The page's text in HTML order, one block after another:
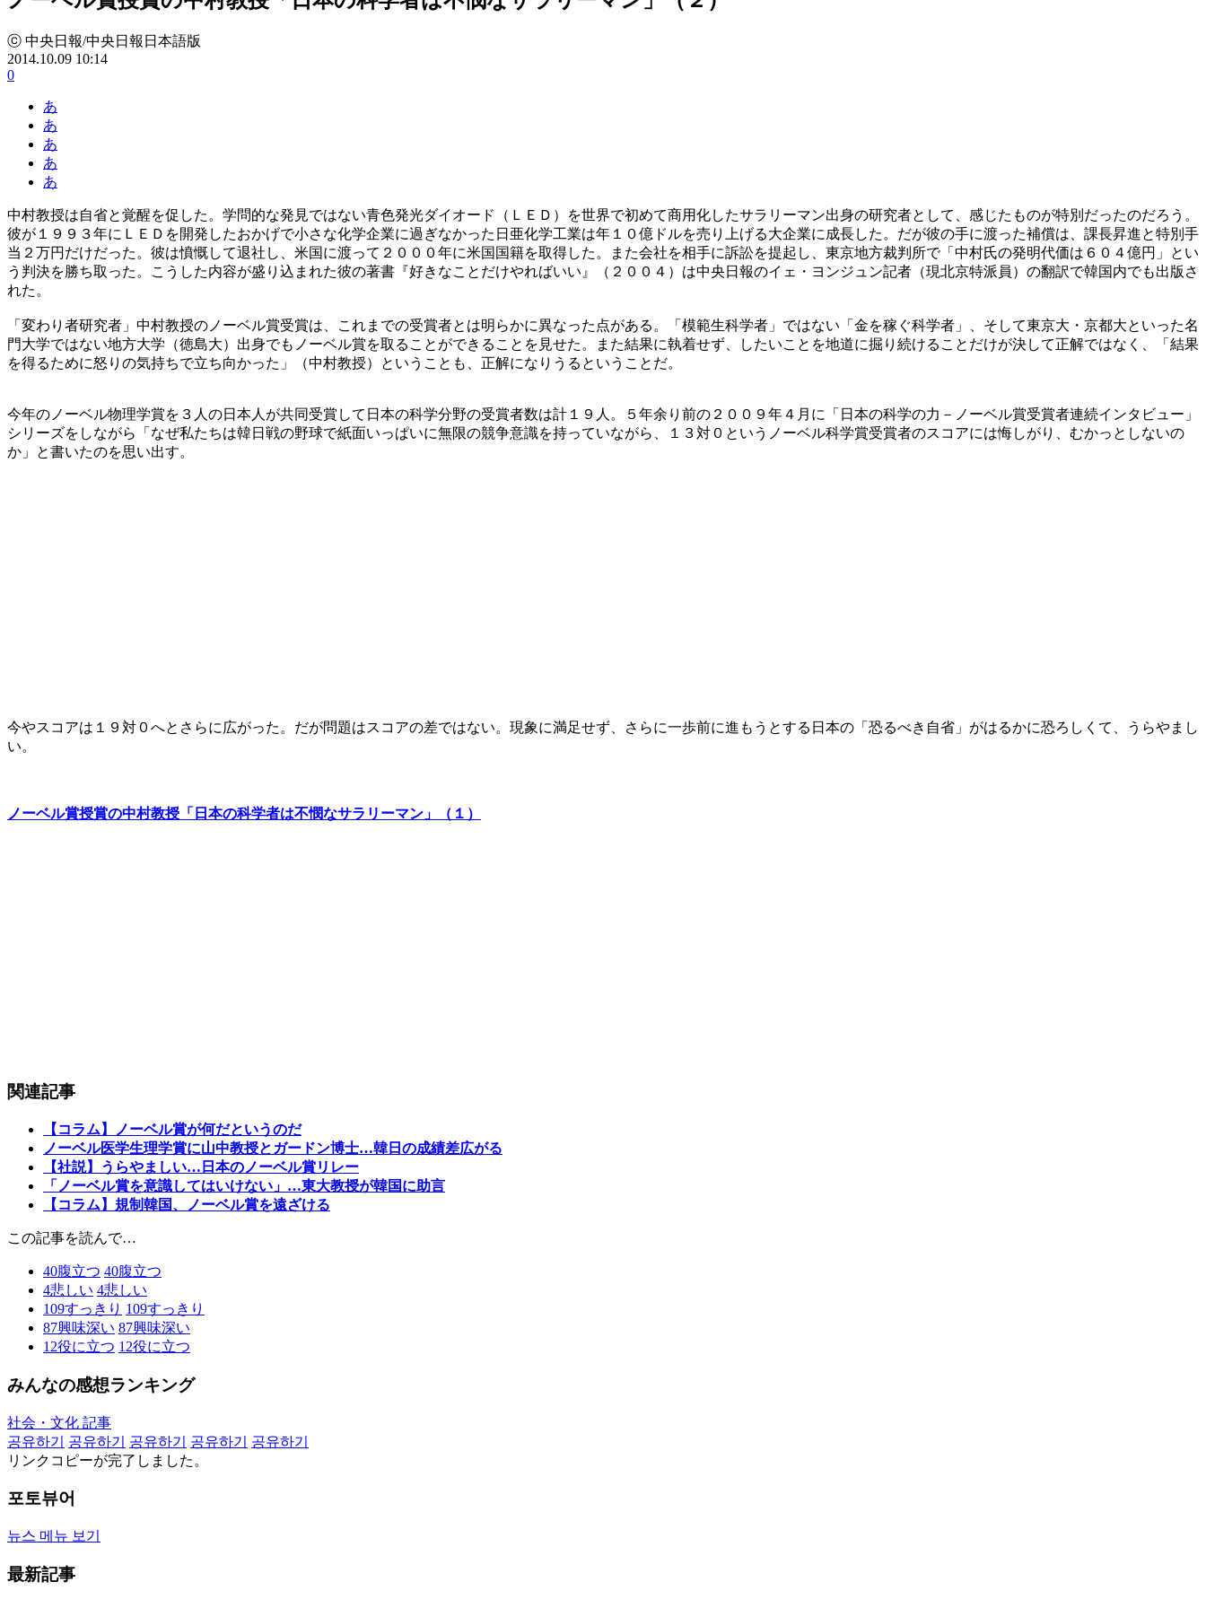
ⓒ 中央日報/中央日報日本語版
2014.10.09 10:14
0
あ
あ
あ
あ
あ
中村教授は自省と覚醒を促した。学問的な発見ではない青色発光ダイオード（ＬＥＤ）を世界で初めて商用化したサラリーマン出身の研究者として、感じたものが特別だったのだろう。
彼が１９９３年にＬＥＤを開発したおかげで小さな化学企業に過ぎなかった日亜化学工業は年１０億ドルを売り上げる大企業に成長した。だが彼の手に渡った補償は、課長昇進と特別手
当２万円だけだった。彼は憤慨して退社し、米国に渡って２０００年に米国国籍を取得した。また会社を相手に訴訟を提起し、東京地方裁判所で「中村氏の発明代価は６０４億円」とい
う判決を勝ち取った。こうした内容が盛り込まれた彼の著書『好きなことだけやればいい』（２００４）は中央日報のイェ・ヨンジュン記者（現北京特派員）の翻訳で韓国内でも出版さ
れた。
「変わり者研究者」中村教授のノーベル賞受賞は、これまでの受賞者とは明らかに異なった点がある。「模範生科学者」ではない「金を稼ぐ科学者」、そして東京大・京都大といった名
門大学ではない地方大学（徳島大）出身でもノーベル賞を取ることができることを見せた。また結果に執着せず、したいことを地道に掘り続けることだけが決して正解ではなく、「結果
を得るために怒りの気持ちで立ち向かった」（中村教授）ということも、正解になりうるということだ。
今年のノーベル物理学賞を３人の日本人が共同受賞して日本の科学分野の受賞者数は計１９人。５年余り前の２００９年４月に「日本の科学の力－ノーベル賞受賞者連続インタビュー」
シリーズをしながら「なぜ私たちは韓日戦の野球で紙面いっぱいに無限の競争意識を持っていながら、１３対０というノーベル科学賞受賞者のスコアには悔しがり、むかっとしないの
か」と書いたのを思い出す。
今やスコアは１９対０へとさらに広がった。だが問題はスコアの差ではない。現象に満足せず、さらに一歩前に進もうとする日本の「恐るべき自省」がはるかに恐ろしくて、うらやまし
い。
ノーベル賞授賞の中村教授「日本の科学者は不憫なサラリーマン」（１）
関連記事
【コラム】ノーベル賞が何だというのだ
ノーベル医学生理学賞に山中教授とガードン博士…韓日の成績差広がる
【社説】うらやましい…日本のノーベル賞リレー
「ノーベル賞を意識してはいけない」…東大教授が韓国に助言
【コラム】規制韓国、ノーベル賞を遠ざける
この記事を読んで…
40腹立つ 40腹立つ
4悲しい 4悲しい
109すっきり 109すっきり
87興味深い 87興味深い
12役に立つ 12役に立つ
みんなの感想ランキング
社会・文化 記事
공유하기
공유하기 공유하기 공유하기
공유하기
リンクコピーが完了しました。
포토뷰어
뉴스 메뉴 보기
最新記事